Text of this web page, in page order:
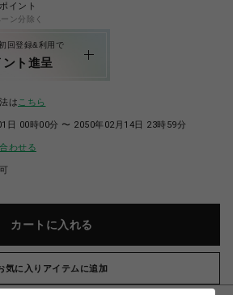
ポイント
ン分除く
回登録&利用で
ト進呈
は こちら
日 00時00分 〜 2050年02月14日 23時59分
わせる
カートに入れる
気に入りアイテムに追加